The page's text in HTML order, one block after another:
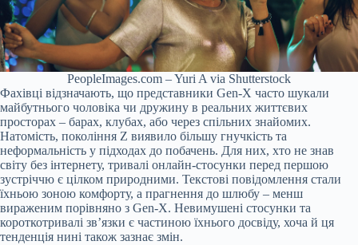
PeopleImages.com – Yuri A via Shutterstock
Фахівці відзначають, що представники Gen-X часто шукали
майбутнього чоловіка чи дружину в реальних життєвих
просторах – барах, клубах, або через спільних знайомих.
Натомість, покоління Z виявило більшу гнучкість та
неформальність у підходах до побачень. Для них, хто не знав
світу без інтернету, тривалі онлайн-стосунки перед першою
зустріччю є цілком природними. Текстові повідомлення стали
їхньою зоною комфорту, а прагнення до шлюбу – менш
вираженим порівняно з Gen-X. Невимушені стосунки та
короткотривалі зв’язки є частиною їхнього досвіду, хоча й ця
тенденція нині також зазнає змін.